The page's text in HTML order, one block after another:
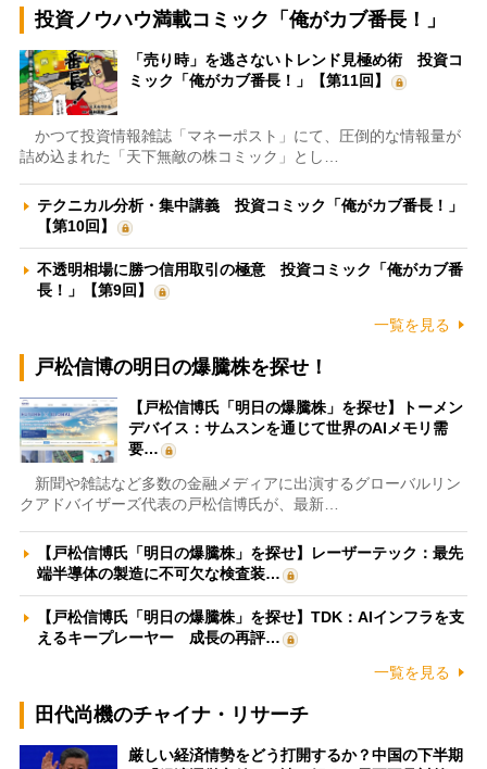
投資ノウハウ満載コミック「俺がカブ番長！」
「売り時」を逃さないトレンド見極め術 投資コ
ミック「俺がカブ番長！」【第11回】
かつて投資情報雑誌「マネーポスト」にて、圧倒的な情報量が
詰め込まれた「天下無敵の株コミック」とし…
テクニカル分析・集中講義 投資コミック「俺がカブ番長！」
【第10回】
不透明相場に勝つ信用取引の極意 投資コミック「俺がカブ番
長！」【第9回】
一覧を見る
戸松信博の明日の爆騰株を探せ！
【戸松信博氏「明日の爆騰株」を探せ】トーメン
デバイス：サムスンを通じて世界のAIメモリ需
要…
新聞や雑誌など多数の金融メディアに出演するグローバルリン
クアドバイザーズ代表の戸松信博氏が、最新…
【戸松信博氏「明日の爆騰株」を探せ】レーザーテック：最先
端半導体の製造に不可欠な検査装…
【戸松信博氏「明日の爆騰株」を探せ】TDK：AIインフラを支
えるキープレーヤー 成長の再評…
一覧を見る
田代尚機のチャイナ・リサーチ
厳しい経済情勢をどう打開するか？中国の下半期